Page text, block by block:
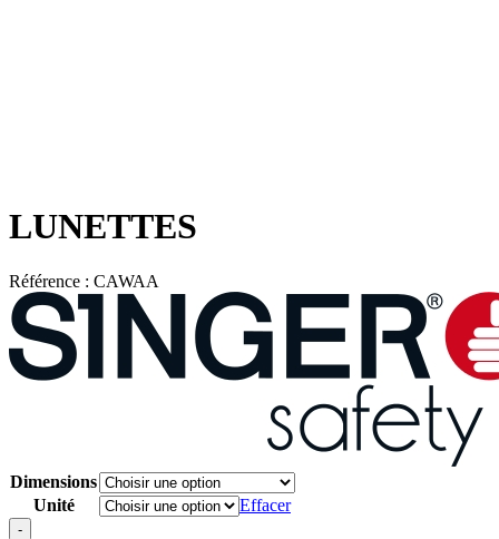
LUNETTES
Référence : CAWAA
Dimensions
Unité
Effacer
Quantité
-